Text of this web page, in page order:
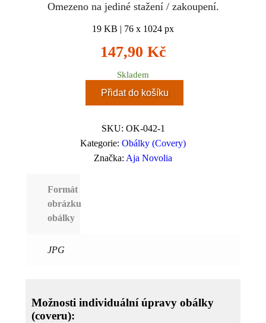
Omezeno na jediné stažení / zakoupení.
19 KB | 76 x 1024 px
147,90 Kč
Skladem
Přidat do košíku
SKU: OK-042-1
Kategorie: Obálky (Covery)
Značka: Aja Novolia
Formát
obrázku
obálky
JPG
Možnosti individuální úpravy obálky
(coveru):